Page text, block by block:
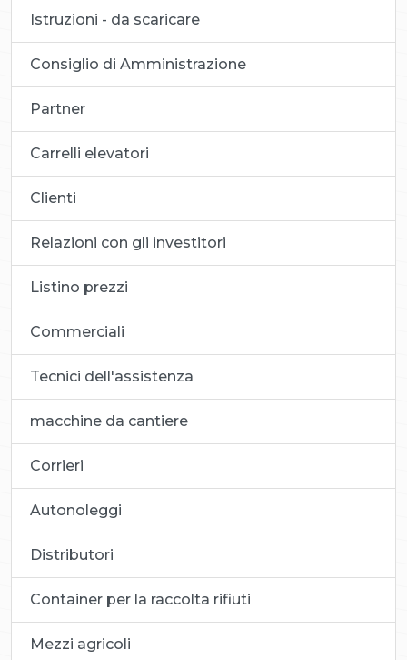
Istruzioni - da scaricare
Consiglio di Amministrazione
Partner
Carrelli elevatori
Clienti
Relazioni con gli investitori
Listino prezzi
Commerciali
Tecnici dell'assistenza
macchine da cantiere
Corrieri
Autonoleggi
Distributori
Container per la raccolta rifiuti
Mezzi agricoli